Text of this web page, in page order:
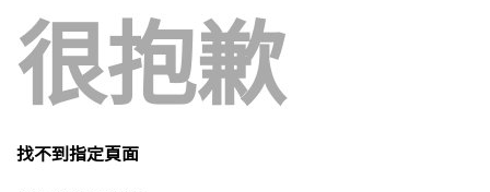
很抱歉
找不到指定頁面